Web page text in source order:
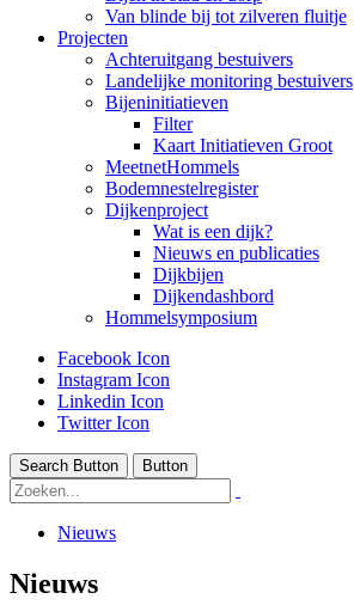
Van blinde bij tot zilveren fluitje
Projecten
Achteruitgang bestuivers
Landelijke monitoring bestuivers
Bijeninitiatieven
Filter
Kaart Initiatieven Groot
MeetnetHommels
Bodemnestelregister
Dijkenproject
Wat is een dijk?
Nieuws en publicaties
Dijkbijen
Dijkendashbord
Hommelsymposium
Facebook Icon
Instagram Icon
Linkedin Icon
Twitter Icon
Search Button Button
Nieuws
Nieuws